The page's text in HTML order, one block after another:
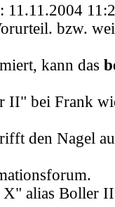
11.11.2004
bzw.
kann das
II" bei Frank
den Nagel
alias Boller